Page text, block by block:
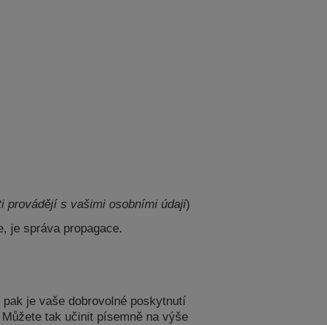
provádějí s vašimi osobními údaji)
je správa propagace.
je vaše dobrovolné poskytnutí
tak učinit písemně na výše